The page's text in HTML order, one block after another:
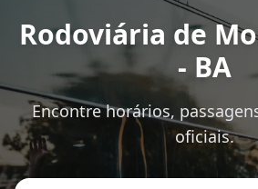
Rodoviária de
- BA
Encontre horários,
oficiais.